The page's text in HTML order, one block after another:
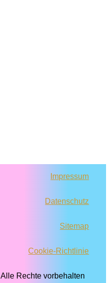
Impressum
Datenschutz
Sitemap
Cookie-Richtlinie
Alle Rechte vorbehalten